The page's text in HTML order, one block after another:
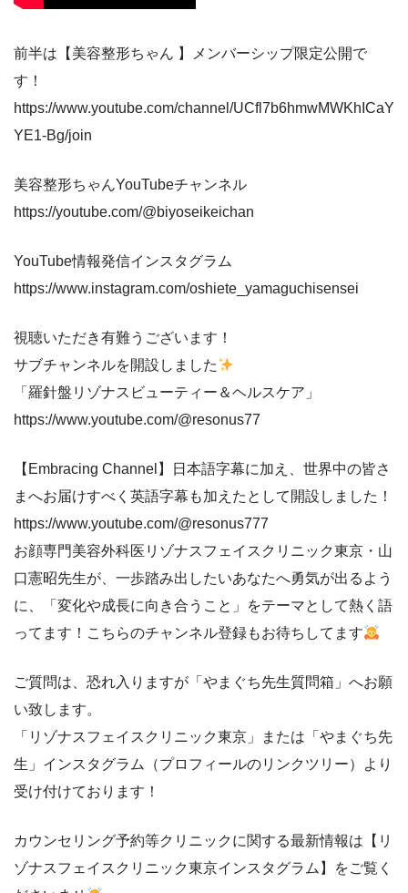
前半は【美容整形ちゃん 】メンバーシップ限定公開で
す！
https://www.youtube.com/channel/UCfl7b6hmwMWKhICaY
YE1-Bg/join
美容整形ちゃんYouTubeチャンネル
https://youtube.com/@biyoseikeichan
YouTube情報発信インスタグラム
https://www.instagram.com/oshiete_yamaguchisensei
視聴いただき有難うございます！
サブチャンネルを開設しました
「羅針盤リゾナスビューティー＆ヘルスケア」
https://www.youtube.com/@resonus77
【Embracing Channel】日本語字幕に加え、世界中の皆さ
まへお届けすべく英語字幕も加えたとして開設しました！
https://www.youtube.com/@resonus777
お顔専門美容外科医リゾナスフェイスクリニック東京・山
口憲昭先生が、一歩踏み出したいあなたへ勇気が出るよう
に、「変化や成長に向き合うこと」をテーマとして熱く語
ってます！こちらのチャンネル登録もお待ちしてます
ご質問は、恐れ入りますが「やまぐち先生質問箱」へお願
い致します。
「リゾナスフェイスクリニック東京」または「やまぐち先
生」インスタグラム（プロフィールのリンクツリー）より
受け付けております！
カウンセリング予約等クリニックに関する最新情報は【リ
ゾナスフェイスクリニック東京インスタグラム】をご覧く